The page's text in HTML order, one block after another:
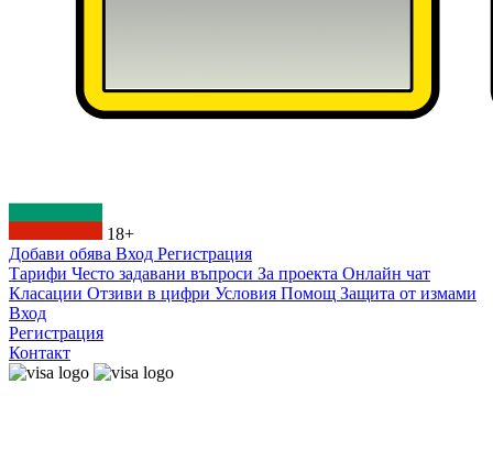
18+
Добави обява Вход Регистрация
Тарифи Често задавани въпроси За проекта Онлайн чат
Класации Отзиви в цифри Условия Помощ Защита от измами
Вход
Регистрация
Контакт